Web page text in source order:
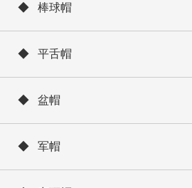
◆ 棒球帽
◆ 平舌帽
◆ 盆帽
◆ 军帽